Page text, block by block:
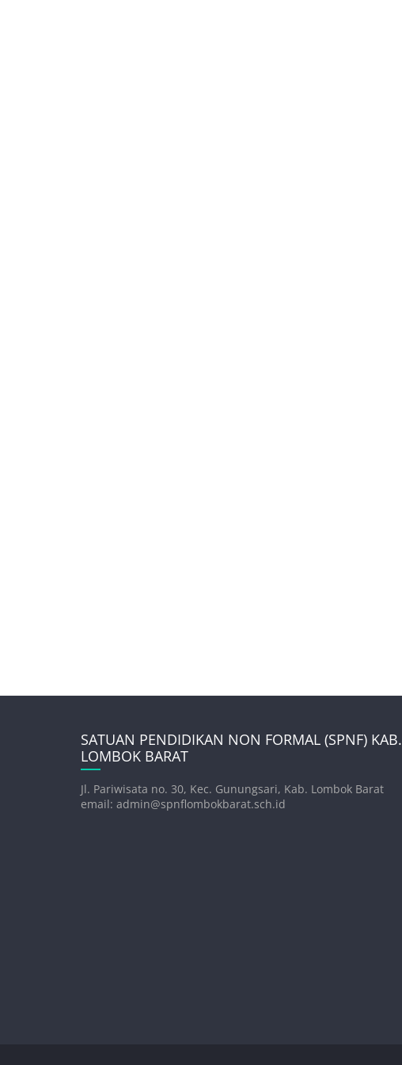
SATUAN PENDIDIKAN NON FORMAL (SPNF) KAB.
LOMBOK BARAT
Jl. Pariwisata no. 30, Kec. Gunungsari, Kab. Lombok Barat
email: admin@spnflombokbarat.sch.id